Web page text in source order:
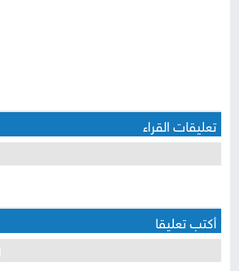
تعليقات القراء
أكتب تعليقا